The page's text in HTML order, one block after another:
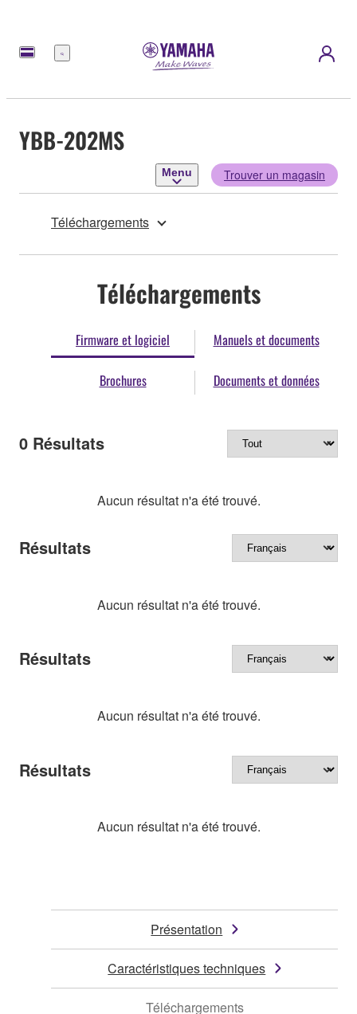
Menu
YBB-202MS
Menu Trouver un magasin
Téléchargements
Téléchargements
Firmware et logiciel Manuels et documents
Brochures Documents et données
0 Résultats
Aucun résultat n'a été trouvé.
Résultats
Aucun résultat n'a été trouvé.
Résultats
Aucun résultat n'a été trouvé.
Résultats
Aucun résultat n'a été trouvé.
Présentation
Caractéristiques techniques
Téléchargements